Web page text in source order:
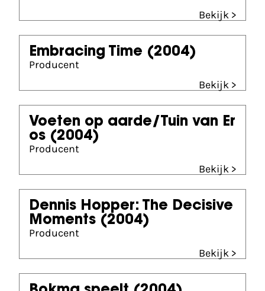
Bekijk >
Embracing Time (2004)
Producent
Bekijk >
Voeten op aarde/Tuin van Er
os (2004)
Producent
Bekijk >
Dennis Hopper: The Decisive
Moments (2004)
Producent
Bekijk >